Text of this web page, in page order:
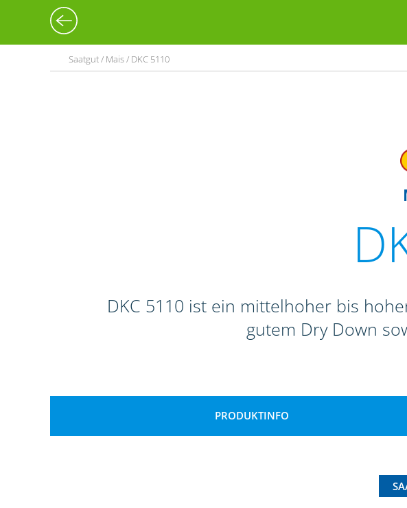
Saatgut / Mais / DKC 5110
DKC 5110 ist ein mittelhoher bis
gutem Dry Down
PRODUKTINFO